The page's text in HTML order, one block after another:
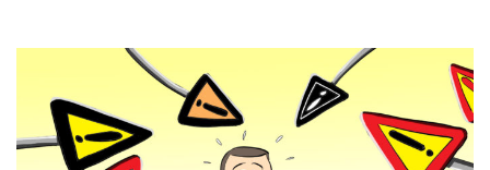
ne bi bila dovoljno zaštićena. V.d. direktorka je njihove
primedbe ignorisala i izdala uslove, ne izmenivši čak ni
slovne greške.